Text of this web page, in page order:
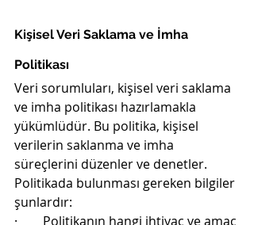
Kişisel Veri Saklama ve İmha
Politikası
Veri sorumluları, kişisel veri saklama
ve imha politikası hazırlamakla
yükümlüdür. Bu politika, kişisel
verilerin saklanma ve imha
süreçlerini düzenler ve denetler.
Politikada bulunması gereken bilgiler
şunlardır:
·        Politikanın hangi ihtiyaç ve amaç